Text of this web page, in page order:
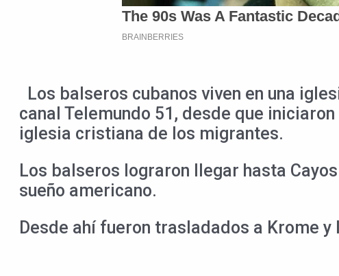
Los balseros cubanos viven en una
canal Telemundo 51, desde que
iglesia cristiana de los migrantes.
Los balseros lograron llegar hasta
sueño americano.
Desde ahí fueron trasladados a Krome